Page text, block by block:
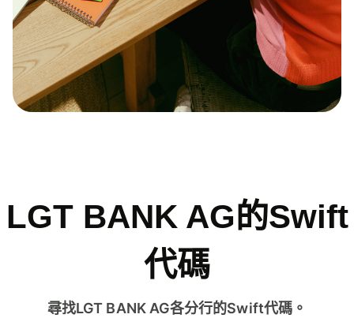
LGT BANK AG的Swift
代碼
尋找LGT BANK AG各分行的Swift代碼。